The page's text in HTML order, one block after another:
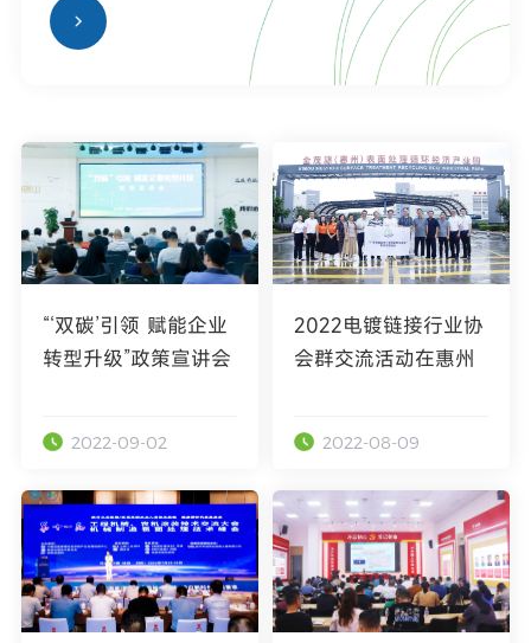
了至关重要的一步。
“‘双碳’引领 赋能企业
转型升级”政策宣讲会
2022-09-02
2022电镀链接行业协
会群交流活动在惠州
2022-08-09